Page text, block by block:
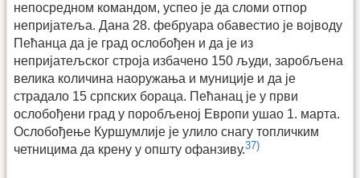
непосредном командом, успео је да сломи отпор
непријатеља. Дана 28. фебруара обавестио је војводу
Пећанца да је град ослобођен и да је из
непријатељског строја избачено 150 људи, заробљена
велика количина наоружања и муниције и да је
страдало 15 српских бораца. Пећанац је у први
ослобођени град у поробљеној Европи ушао 1. марта.
Ослобођење Куршумлије је улило снагу топличким
четницима да крену у општу офанзиву.37)